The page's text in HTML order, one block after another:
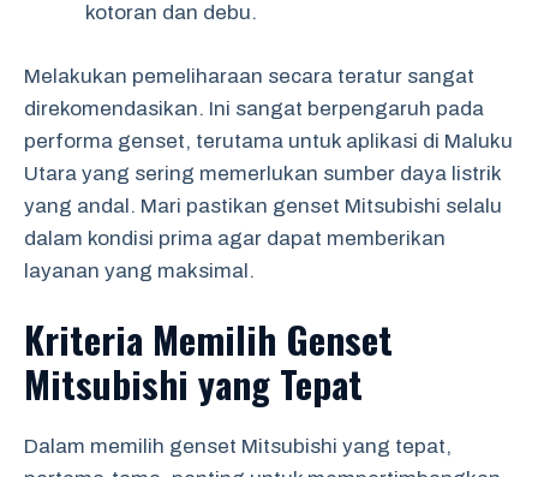
kotoran dan debu.
Melakukan pemeliharaan secara teratur sangat
direkomendasikan. Ini sangat berpengaruh pada
performa genset, terutama untuk aplikasi di Maluku
Utara yang sering memerlukan sumber daya listrik
yang andal. Mari pastikan genset Mitsubishi selalu
dalam kondisi prima agar dapat memberikan
layanan yang maksimal.
Kriteria Memilih Genset
Mitsubishi yang Tepat
Dalam memilih genset Mitsubishi yang tepat,